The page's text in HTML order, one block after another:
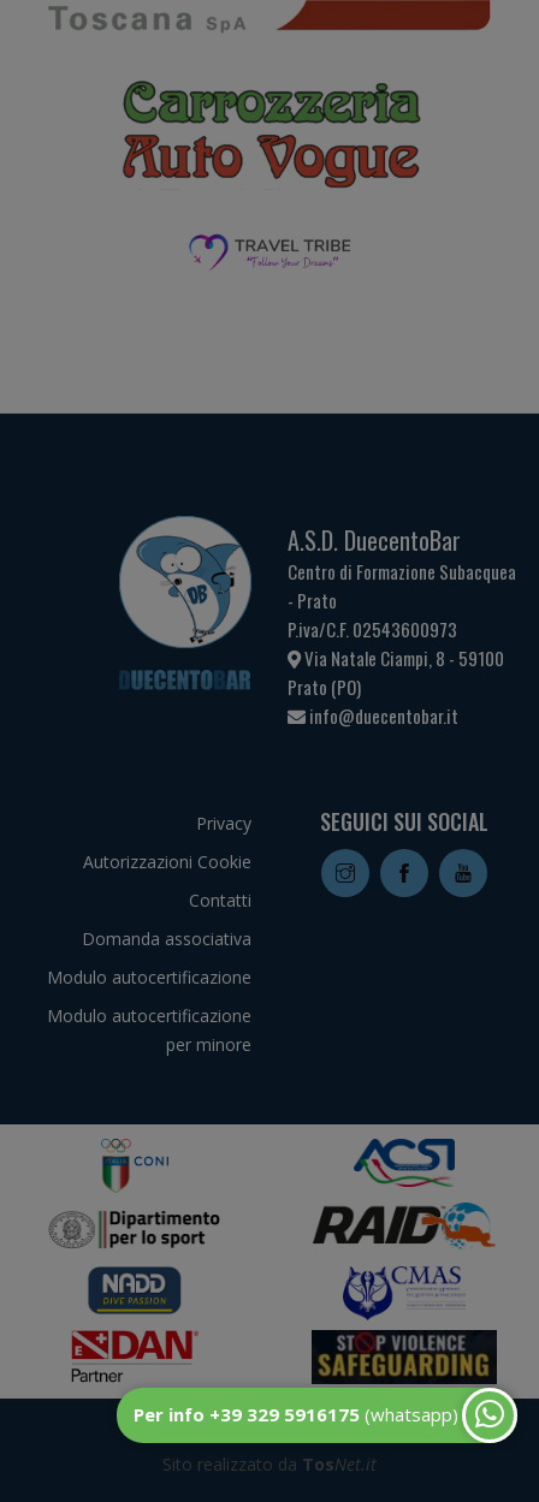
Per info +39 329 5916175 (whatsapp)
A.S.D. DuecentoBar
Centro di Formazione Subacquea
- Prato
P.iva/C.F. 02543600973
Via Natale Ciampi, 8 - 59100
Prato (PO)
info@duecentobar.it
Privacy
Autorizzazioni Cookie
Contatti
Domanda associativa
Modulo autocertificazione
Modulo autocertificazione
per minore
SEGUICI SUI SOCIAL
Sito realizzato da TosNet.it